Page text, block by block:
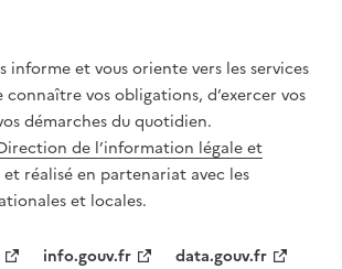
informe et vous oriente vers les services
vos obligations, d’exercer vos
démarches du quotidien.
de l’information légale et
et réalisé en partenariat avec les
et locales.
info.gouv.fr data.gouv.fr